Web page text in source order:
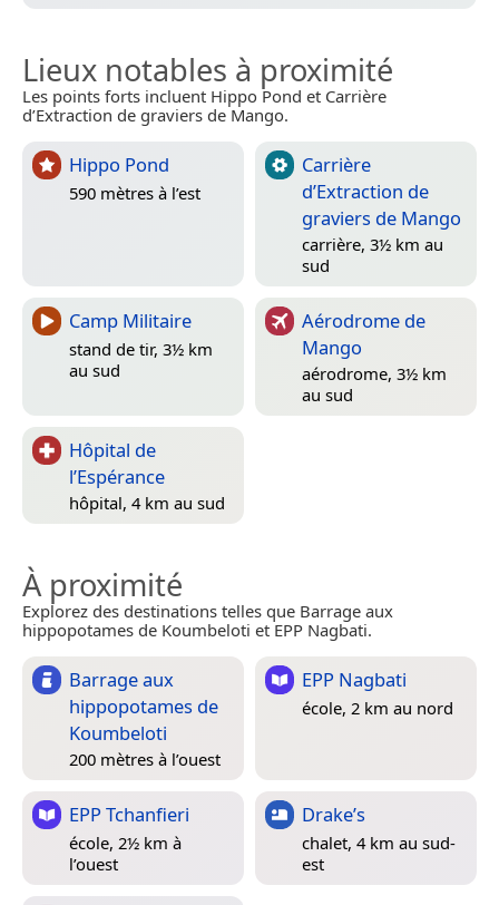
Lieux notables à proximité
Les points forts incluent Hippo Pond et Carrière
d’Extraction de graviers de Mango.
Hippo Pond
590 mètres à l’est
Carrière
d’Extraction de
graviers de Mango
carrière, 3½ km au
sud
Camp Militaire
stand de tir, 3½ km
au sud
Aérodrome de
Mango
aérodrome, 3½ km
au sud
Hôpital de
l’Espérance
hôpital, 4 km au sud
À proximité
Explorez des destinations telles que Barrage aux
hippopotames de Koumbeloti et EPP Nagbati.
Barrage aux
hippopotames de
Koumbeloti
200 mètres à l’ouest
EPP Nagbati
école, 2 km au nord
EPP Tchanfieri
école, 2½ km à
l’ouest
Drake’s
chalet, 4 km au sud-
est